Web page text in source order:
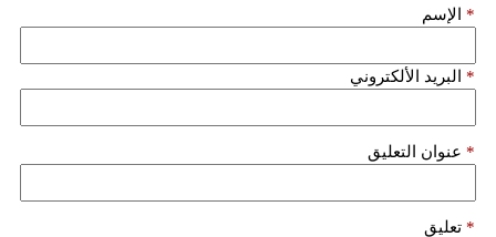
الإسم *
البريد الألكتروني *
عنوان التعليق *
تعليق *